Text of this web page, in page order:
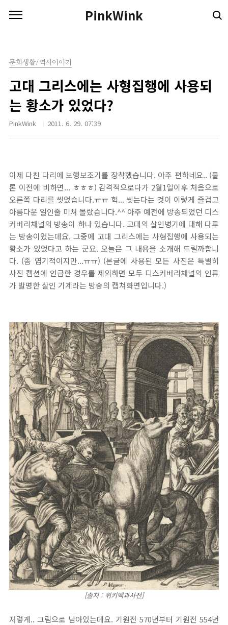
PinkWink
문화생활/역사이야기
고대 그리스에는 사형집행에 사용되
는 황소가 있었다?
PinkWink 2011. 6. 29. 07:39
이제 다친 다리에 보행보조기를 장착했습니다. 아주 편하네요.. (물
론 이전에 비하면... ㅎㅎㅎ) 감격적으로다가 2월1일이후 처음으로
오른쪽 다리를 씻었습니다.ㅠㅠ 헉... 씻는다는 것이 이렇게 즐겁고
아름다운 일인줄 미쳐 몰랐습니다.^^ 아주 예전에 방송되었던 디스
커버리채널의 방송이 하나 있습니다. 고대의 살인병기에 대해 다루
는 방송이었는데요. 그중에 고대 그리스에는 사형집행에 사용되는
황소가 있었다고 하는 군요. 오늘은 그 내용을 소개해 드릴까합니
다. (좀 엽기적이지만...ㅠㅠ) (본글에 사용된 모든 사진은 특별히
사진 캡션에 언급한 경우를 제외하면 모두 디스커버리채널의 인류
가 발명한 살인 기계라는 방송의 캡쳐화면입니다.)
[출처 : 위키백과사전]
저렇게.. 그림으로 남아있는데요. 기원전 570년부터 기원전 554년